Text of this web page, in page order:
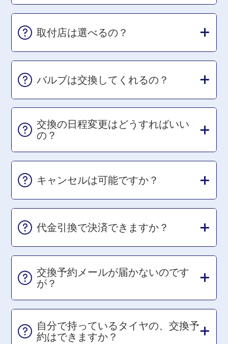
取付店は選べるの？
バルブは交換してくれるの？
交換の日程変更はどうすればいい
の？
キャンセルは可能ですか？
代金引換で決済できますか？
交換予約メールが届かないのです
が？
自分で持っているタイヤの、交換予
約はできますか？